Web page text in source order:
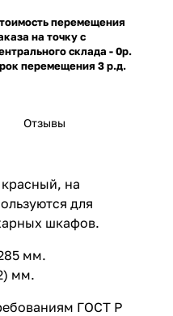
перемещения
на точку с
склада - 0р.
перемещения 3 р.д.
Отзывы
на
для
шкафов.
мм.
мм.
ГОСТ Р